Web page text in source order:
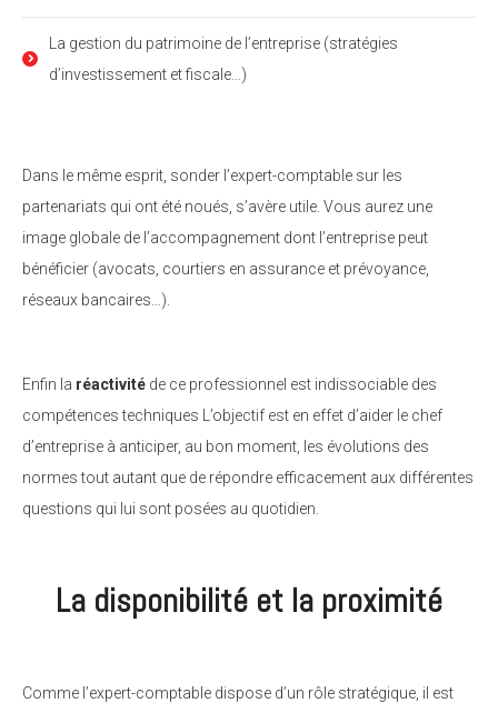
La gestion du patrimoine de l’entreprise (stratégies
d’investissement et fiscale…)
Dans le même esprit, sonder l’expert-comptable sur les
partenariats qui ont été noués, s’avère utile. Vous aurez une
image globale de l’accompagnement dont l’entreprise peut
bénéficier (avocats, courtiers en assurance et prévoyance,
réseaux bancaires…).
Enfin la réactivité de ce professionnel est indissociable des
compétences techniques L’objectif est en effet d’aider le chef
d’entreprise à anticiper, au bon moment, les évolutions des
normes tout autant que de répondre efficacement aux différentes
questions qui lui sont posées au quotidien.
La disponibilité et la proximité
Comme l’expert-comptable dispose d’un rôle stratégique, il est